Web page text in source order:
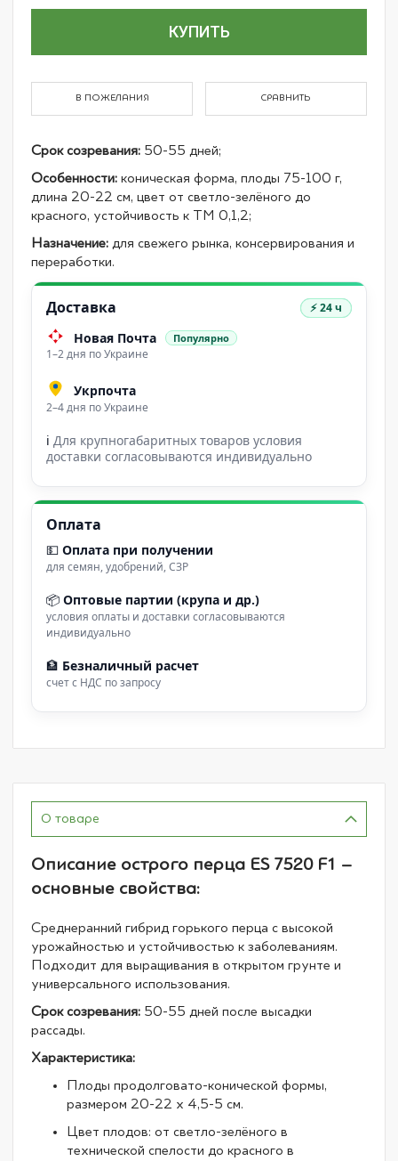
КУПИТЬ
В ПОЖЕЛАНИЯ СРАВНИТЬ
Срок созревания: 50-55 дней;
Особенности: коническая форма, плоды 75-100 г,
длина 20-22 см, цвет от светло-зелёного до
красного, устойчивость к TM 0,1,2;
Назначение: для свежего рынка, консервирования и
переработки.
Доставка ⚡ 24 ч
Новая Почта Популярно
1–2 дня по Украине
Укрпочта
2–4 дня по Украине
ℹ Для крупногабаритных товаров условия
доставки согласовываются индивидуально
Оплата
💵 Оплата при получении
для семян, удобрений, СЗР
📦 Оптовые партии (крупа и др.)
условия оплаты и доставки согласовываются
индивидуально
🏦 Безналичный расчет
счет с НДС по запросу
О товаре
Описание острого перца ES 7520 F1 –
основные свойства:
Среднеранний гибрид горького перца с высокой
урожайностью и устойчивостью к заболеваниям.
Подходит для выращивания в открытом грунте и
универсального использования.
Срок созревания: 50-55 дней после высадки
рассады.
Характеристика:
Плоды продолговато-конической формы,
размером 20-22 х 4,5-5 см.
Цвет плодов: от светло-зелёного в
технической спелости до красного в